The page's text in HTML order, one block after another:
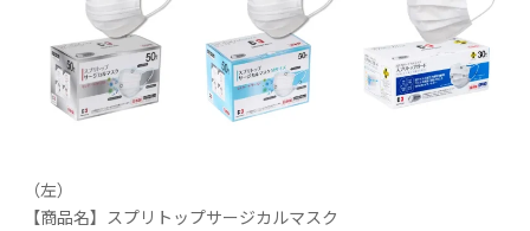
（左）
【商品名】スプリトップサージカルマスク